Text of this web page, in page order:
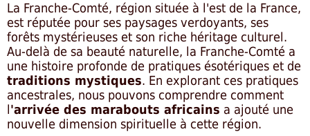
La Franche-Comté, région située à l'est de la France,
est réputée pour ses paysages verdoyants, ses
forêts mystérieuses et son riche héritage culturel.
Au-delà de sa beauté naturelle, la Franche-Comté a
une histoire profonde de pratiques ésotériques et de
traditions mystiques. En explorant ces pratiques
ancestrales, nous pouvons comprendre comment
l'arrivée des marabouts africains a ajouté une
nouvelle dimension spirituelle à cette région.